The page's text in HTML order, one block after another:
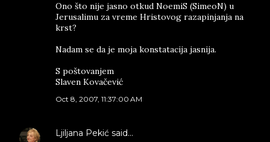
Ono što nije jasno otkud NoemiS (SimeoN) u
Jerusalimu za vreme Hristovog razapinjanja na
krst?
Nadam se da je moja konstatacija jasnija.
S poštovanjem
Slaven Kovačević
Oct 8, 2007, 11:37:00 AM
Ljiljana Pekić said…